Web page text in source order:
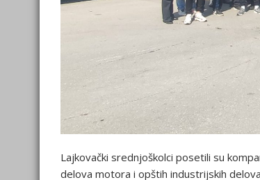
Lajkovački srednjoškolci posetili su
delova motora i opštih industrijskih